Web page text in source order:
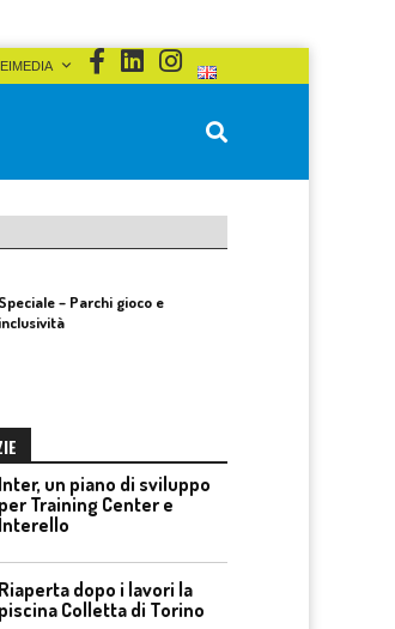
Speciale – Parchi gioco e
inclusività
Inter, un piano di sviluppo
per Training Center e
Interello
Riaperta dopo i lavori la
piscina Colletta di Torino